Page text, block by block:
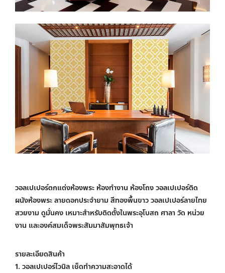
วอลเปเปอร์ตกแต่งห้องพระ ห้องทำงาน ห้องโถง วอลเปเปอร์ติด
ผนังห้องพระ ลายดอกประจำยาม สีทองพื้นขาว วอลเปเปอร์ลายไทย
สวยงาม ดูมั่นคง เหมาะสำหรับติดตั้งในพระอุโบสถ ศาลา วัด หน่วย
งาน และองค์สมเด็จพระสัมมาสัมพุทธเจ้า
รายละเอียดสินค้า
1. วอลเปเปอร์ไวนิล เช็ดทำความสะอาดได้